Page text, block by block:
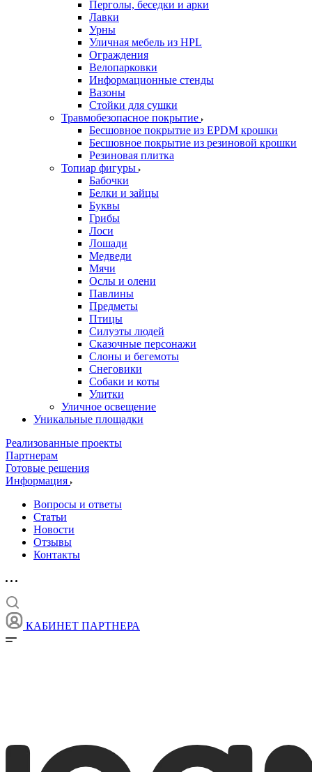
Перголы, беседки и арки
Лавки
Урны
Уличная мебель из HPL
Ограждения
Велопарковки
Информационные стенды
Вазоны
Стойки для сушки
Травмобезопасное покрытие
Бесшовное покрытие из EPDM крошки
Бесшовное покрытие из резиновой крошки
Резиновая плитка
Топиар фигуры
Бабочки
Белки и зайцы
Буквы
Грибы
Лоси
Лошади
Медведи
Мячи
Ослы и олени
Павлины
Предметы
Птицы
Силуэты людей
Сказочные персонажи
Слоны и бегемоты
Снеговики
Собаки и коты
Улитки
Уличное освещение
Уникальные площадки
Реализованные проекты
Партнерам
Готовые решения
Информация
Вопросы и ответы
Статьи
Новости
Отзывы
Контакты
КАБИНЕТ ПАРТНЕРА